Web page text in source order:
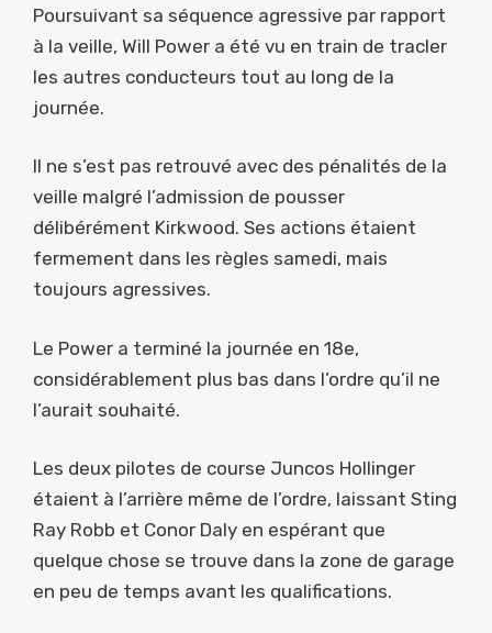
Poursuivant sa séquence agressive par rapport
à la veille, Will Power a été vu en train de tracler
les autres conducteurs tout au long de la
journée.
Il ne s’est pas retrouvé avec des pénalités de la
veille malgré l’admission de pousser
délibérément Kirkwood. Ses actions étaient
fermement dans les règles samedi, mais
toujours agressives.
Le Power a terminé la journée en 18e,
considérablement plus bas dans l’ordre qu’il ne
l’aurait souhaité.
Les deux pilotes de course Juncos Hollinger
étaient à l’arrière même de l’ordre, laissant Sting
Ray Robb et Conor Daly en espérant que
quelque chose se trouve dans la zone de garage
en peu de temps avant les qualifications.